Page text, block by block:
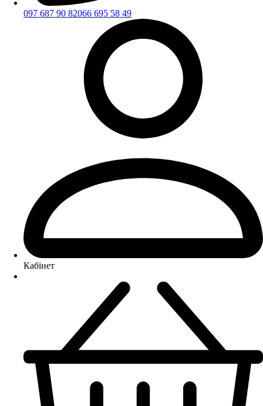
097 687 90 82066 695 58 49
Кабінет